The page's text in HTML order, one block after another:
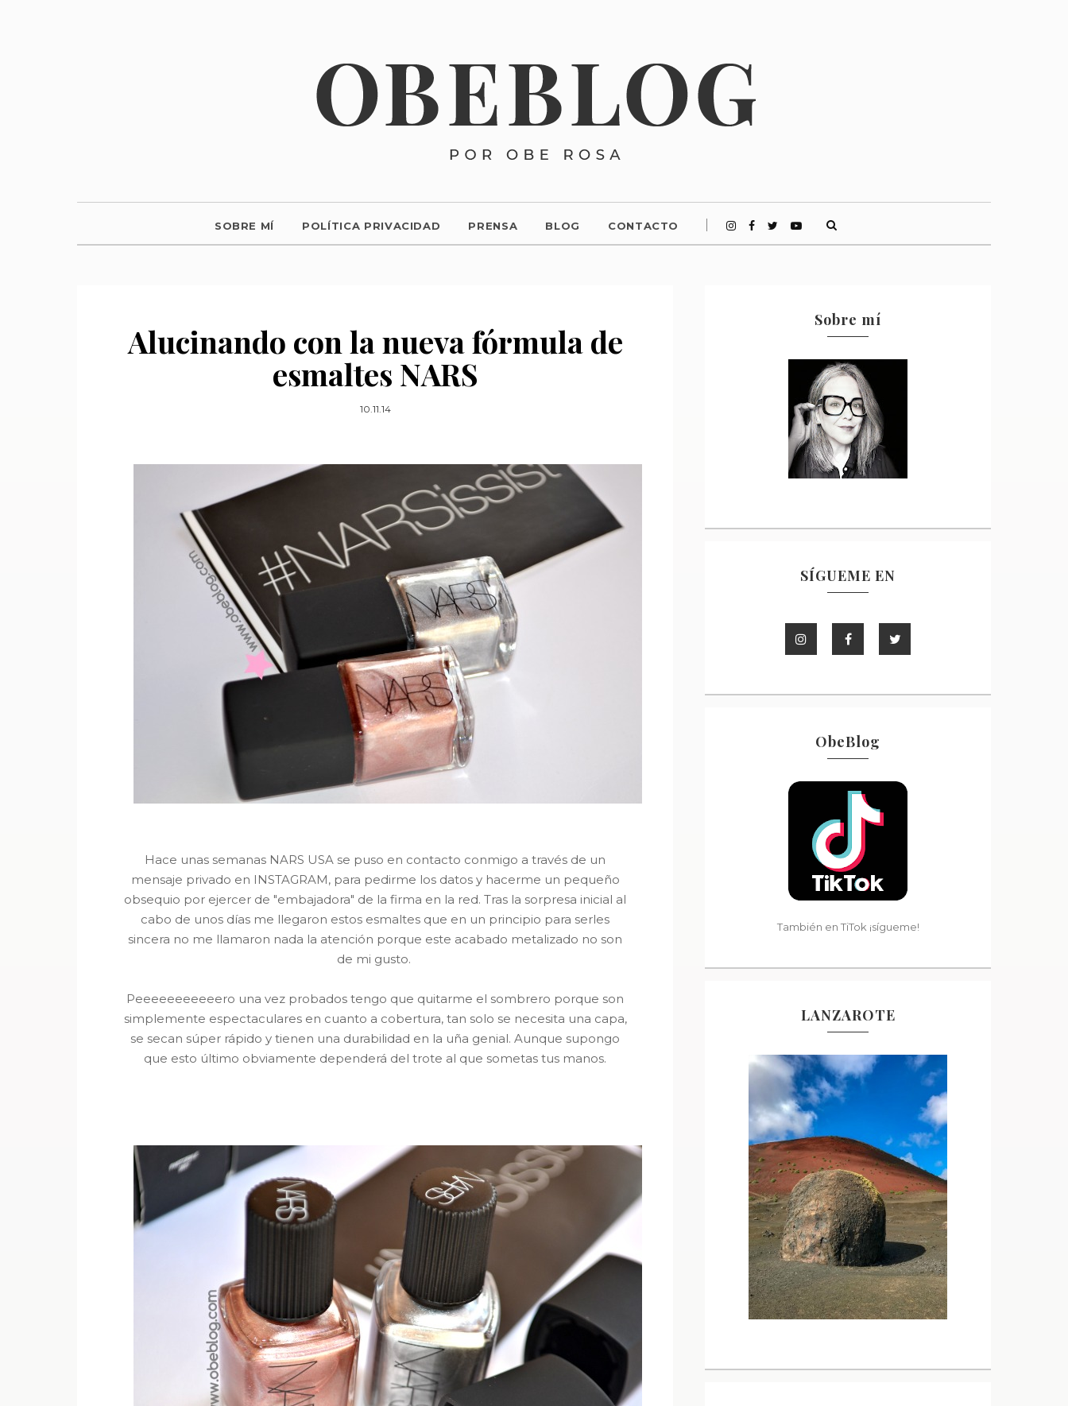
SOBRE MÍ POLÍTICA PRIVACIDAD PRENSA BLOG CONTACTO
Alucinando con la nueva fórmula de
esmaltes NARS
10.11.14
Hace unas semanas NARS USA se puso en contacto conmigo a través de un
mensaje privado en INSTAGRAM, para pedirme los datos y hacerme un pequeño
obsequio por ejercer de "embajadora" de la firma en la red. Tras la sorpresa inicial al
cabo de unos días me llegaron estos esmaltes que en un principio para serles
sincera no me llamaron nada la atención porque este acabado metalizado no son
de mi gusto.
Peeeeeeeeeeero una vez probados tengo que quitarme el sombrero porque son
simplemente espectaculares en cuanto a cobertura, tan solo se necesita una capa,
se secan súper rápido y tienen una durabilidad en la uña genial. Aunque supongo
que esto último obviamente dependerá del trote al que sometas tus manos.
Sobre mí
SÍGUEME EN
ObeBlog
También en TiTok ¡sígueme!
LANZAROTE